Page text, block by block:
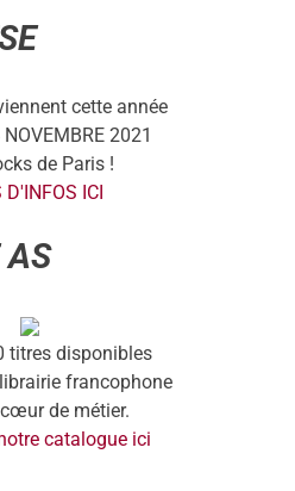
cette année
2021
de Paris !
D'INFOS ICI
AS
titres disponibles
francophone
de métier.
catalogue ici